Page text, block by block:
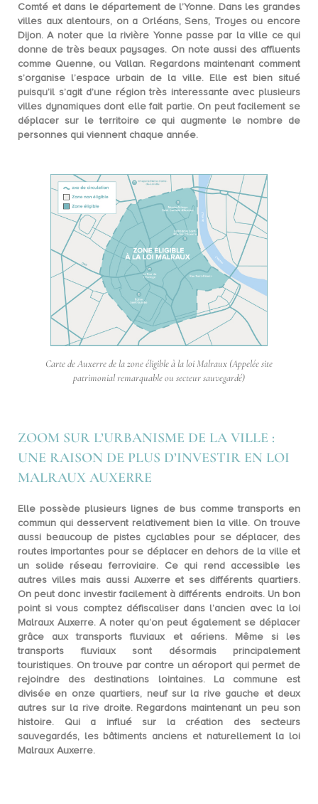
Comté et dans le département de l’Yonne. Dans les grandes
villes aux alentours, on a Orléans, Sens, Troyes ou encore
Dijon. A noter que la rivière Yonne passe par la ville ce qui
donne de très beaux paysages. On note aussi des affluents
comme Quenne, ou Vallan. Regardons maintenant comment
s’organise l’espace urbain de la ville. Elle est bien situé
puisqu’il s’agit d’une région très interessante avec plusieurs
villes dynamiques dont elle fait partie. On peut facilement se
déplacer sur le territoire ce qui augmente le nombre de
personnes qui viennent chaque année.
Carte de Auxerre de la zone éligible à la loi Malraux (Appelée site
patrimonial remarquable ou secteur sauvegardé)
ZOOM SUR L’URBANISME DE LA VILLE :
UNE RAISON DE PLUS D’INVESTIR EN LOI
MALRAUX AUXERRE
Elle possède plusieurs lignes de bus commetransports en
commun qui desservent relativement bien la ville. On trouve
aussi beaucoup de pistes cyclablespour se déplacer, des
routes importantes pour se déplacer en dehors de la ville et
un solide réseau ferroviaire. Ce qui rend accessible les
autres villes mais aussi Auxerre et ses différents quartiers.
On peut donc investir facilement à différents endroits. Un bon
point si vous comptez défiscaliser dans l’ancien avec la loi
Malraux Auxerre. A noter qu’on peut également se déplacer
grâce auxtransports fluviaux et aériens. Même si les
transports fluviaux sont désormais principalement
touristiques. On trouve par contre un aéroport qui permet de
rejoindre des destinations lointaines. La commune est
divisée en onze quartiers, neuf sur la rive gauche et deux
autres sur la rive droite. Regardons maintenant un peu son
histoire. Qui a influé sur la création des secteurs
sauvegardés, les bâtiments anciens et naturellement la loi
Malraux Auxerre.